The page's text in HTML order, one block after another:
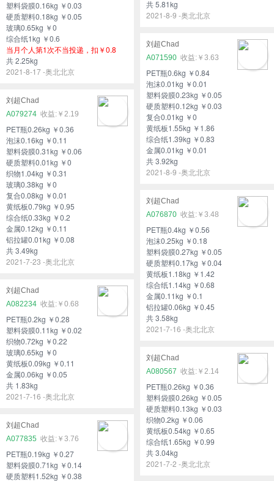
塑料袋膜0.16kg ￥0.03
硬质塑料0.18kg ￥0.05
玻璃0.65kg ￥0
综合纸1kg ￥0.6
当月个人第1次不当投递，扣￥0.8
共 2.25kg
2021-8-17 -奥北北京
共 5.81kg
2021-8-9 -奥北北京
刘超Chad
A071590
￥3.63
PET瓶0.6kg ￥0.84
泡沫0.01kg ￥0.01
塑料袋膜0.23kg ￥0.05
硬质塑料0.12kg ￥0.03
复合0.01kg ￥0
黄纸板1.55kg ￥1.86
综合纸1.39kg ￥0.83
金属0.01kg ￥0.01
共 3.92kg
2021-8-9 -奥北北京
刘超Chad
A079274
￥2.19
PET瓶0.26kg ￥0.36
泡沫0.16kg ￥0.11
塑料袋膜0.31kg ￥0.06
硬质塑料0.01kg ￥0
织物1.04kg ￥0.31
玻璃0.38kg ￥0
复合0.08kg ￥0.01
黄纸板0.79kg ￥0.95
综合纸0.33kg ￥0.2
金属0.12kg ￥0.11
铝拉罐0.01kg ￥0.08
共 3.49kg
2021-7-23 -奥北北京
刘超Chad
A076870
￥3.48
PET瓶0.4kg ￥0.56
泡沫0.25kg ￥0.18
塑料袋膜0.27kg ￥0.05
硬质塑料0.17kg ￥0.04
黄纸板1.18kg ￥1.42
综合纸1.14kg ￥0.68
金属0.11kg ￥0.1
铝拉罐0.06kg ￥0.45
共 3.58kg
2021-7-16 -奥北北京
刘超Chad
A082234
￥0.68
PET瓶0.2kg ￥0.28
塑料袋膜0.11kg ￥0.02
织物0.72kg ￥0.22
玻璃0.65kg ￥0
黄纸板0.09kg ￥0.11
金属0.06kg ￥0.05
共 1.83kg
2021-7-16 -奥北北京
刘超Chad
A080567
￥2.14
PET瓶0.26kg ￥0.36
塑料袋膜0.26kg ￥0.05
硬质塑料0.13kg ￥0.03
织物0.2kg ￥0.06
黄纸板0.54kg ￥0.65
综合纸1.65kg ￥0.99
共 3.04kg
2021-7-2 -奥北北京
刘超Chad
A077835
￥3.76
PET瓶0.19kg ￥0.27
塑料袋膜0.71kg ￥0.14
硬质塑料1.52kg ￥0.38